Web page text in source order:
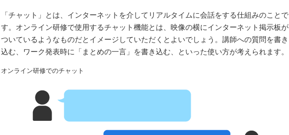
「チャット」とは、インターネットを介してリアルタイムに会話をする仕組みのことで
す。オンライン研修で使用するチャット機能とは、映像の横にインターネット掲示板が
ついているようなものだとイメージしていただくとよいでしょう。講師への質問を書き
込む、ワーク発表時に「まとめの一言」を書き込む、といった使い方が考えられます。
オンライン研修でのチャット